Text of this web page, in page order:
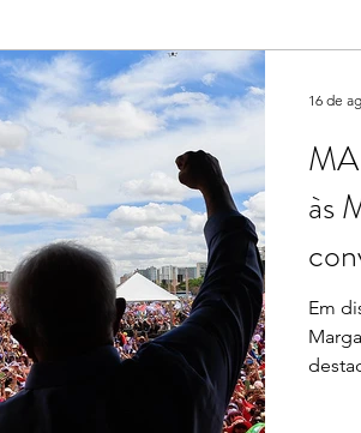
às
Em
16 de